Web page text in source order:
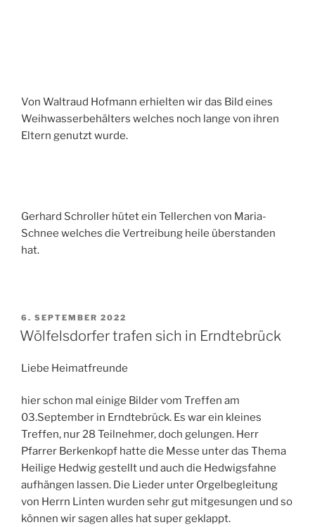
Von Waltraud Hofmann erhielten wir das Bild eines
Weihwasserbehälters welches noch lange von ihren
Eltern genutzt wurde.
Gerhard Schroller hütet ein Tellerchen von Maria-
Schnee welches die Vertreibung heile überstanden
hat.
VERÖFFENTLICHT
AM
6. SEPTEMBER 2022
Wölfelsdorfer trafen sich in Erndtebrück
Liebe Heimatfreunde
hier schon mal einige Bilder vom Treffen am
03.September in Erndtebrück. Es war ein kleines
Treffen, nur 28 Teilnehmer, doch gelungen. Herr
Pfarrer Berkenkopf hatte die Messe unter das Thema
Heilige Hedwig gestellt und auch die Hedwigsfahne
aufhängen lassen. Die Lieder unter Orgelbegleitung
von Herrn Linten wurden sehr gut mitgesungen und so
können wir sagen alles hat super geklappt.